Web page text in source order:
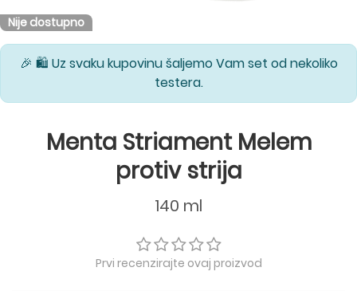
Nije dostupno
🎉 🛍️ Uz svaku kupovinu šaljemo Vam set od nekoliko
testera.
Menta Striament Melem
protiv strija
140 ml
Prvi recenzirajte ovaj proizvod